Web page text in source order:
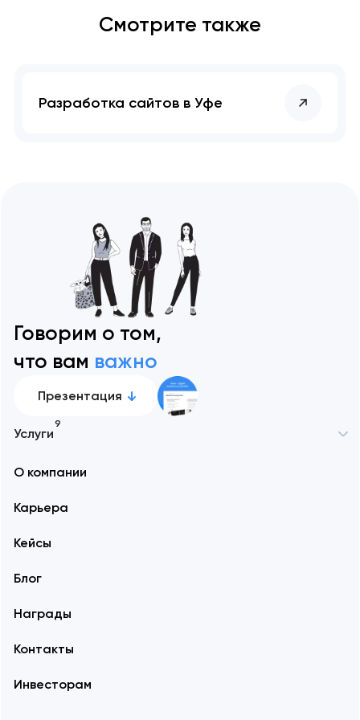
Смотрите также
Разработка сайтов в Уфе
Говорим о том,
что вам важно
Презентация
Услуги
9
О компании
Карьера
Кейсы
Блог
Награды
Контакты
Инвесторам